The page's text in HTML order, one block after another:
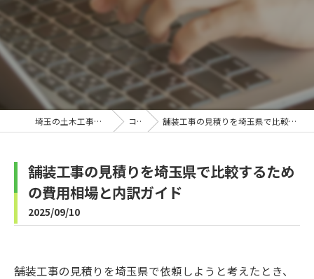
埼玉の土木工事なら株式会社B-Line コラム 舗装工事の見積りを埼玉県で比較するための費用相場と内訳ガイド
舗装工事の見積りを埼玉県で比較するため
の費用相場と内訳ガイド
2025/09/10
舗装工事の見積りを埼玉県で依頼しようと考えたとき、